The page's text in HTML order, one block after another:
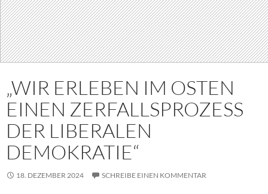
„WIR ERLEBEN IM OSTEN
EINEN ZERFALLSPROZESS
DER LIBERALEN
DEMOKRATIE“
18. DEZEMBER 2024 SCHREIBE EINEN KOMMENTAR